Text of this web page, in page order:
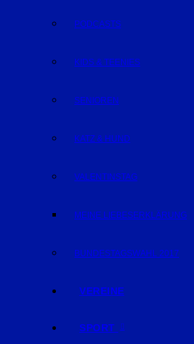
PODCASTS
KIDS & TEENIES
SENIOREN
KATZ & HUND
VALENTINSTAG
MEINE LIEBESERKLÄRUNG
BUNDESTAGSWAHL 2017
VEREINE
SPORT